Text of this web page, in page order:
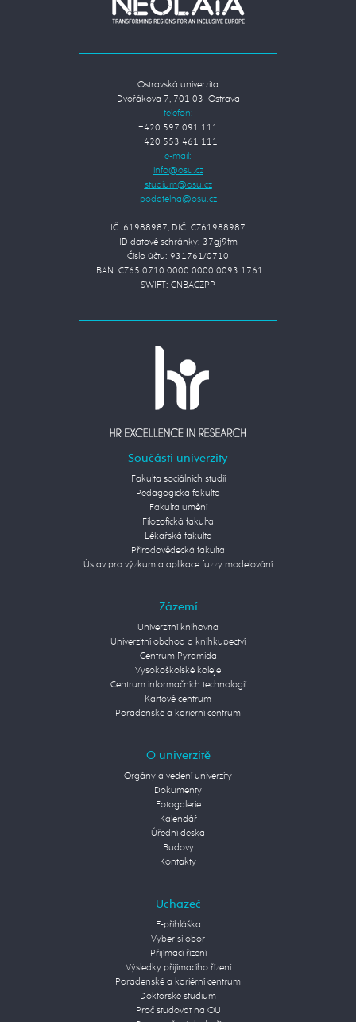
Ostravská univerzita
Dvořákova 7, 701 03 Ostrava
telefon:
+420 597 091 111
+420 553 461 111
e-mail:
IČ: 61988987, DIČ: CZ61988987
ID datové schránky: 37gj9fm
Číslo účtu: 931761/0710
IBAN: CZ65 0710 0000 0000 0093 1761
SWIFT: CNBACZPP
Součásti univerzity
Fakulta sociálních studií
Pedagogická fakulta
Fakulta umění
Filozofická fakulta
Lékařská fakulta
Přírodovědecká fakulta
Ústav pro výzkum a aplikace fuzzy modelování
Zázemí
Univerzitní knihovna
Univerzitní obchod a knihkupectví
Centrum Pyramida
Vysokoškolské koleje
Centrum informačních technologií
Kartové centrum
Poradenské a kariérní centrum
O univerzitě
Orgány a vedení univerzity
Dokumenty
Fotogalerie
Kalendář
Úřední deska
Budovy
Kontakty
Uchazeč
E-přihláška
Vyber si obor
Přijímací řízení
Výsledky přijímacího řízení
Poradenské a kariérní centrum
Doktorské studium
Proč studovat na OU